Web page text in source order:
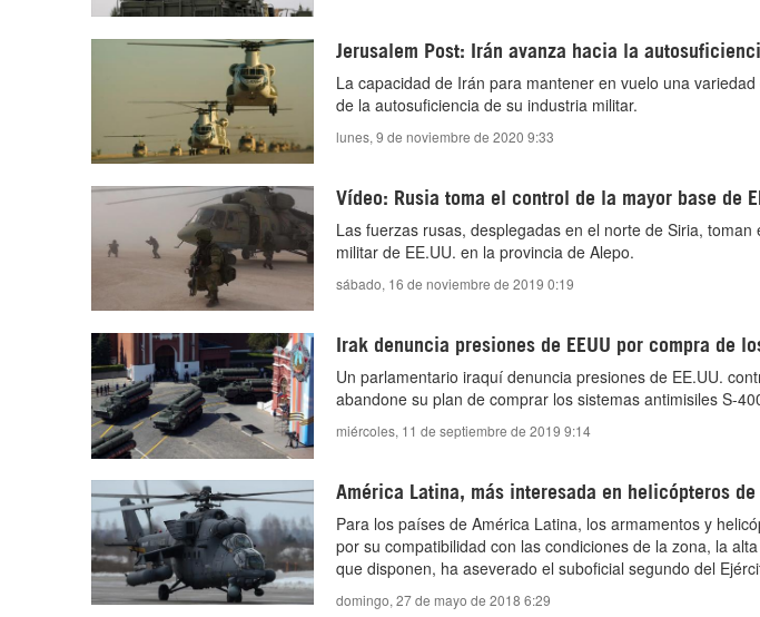
Jerusalem Post: Irán avanza hacia la
La capacidad de Irán para mantener en vuelo una
de la autosuficiencia de su industria militar.
lunes, 9 de noviembre de 2020 9:33
Vídeo: Rusia toma el control de la mayor base de
Las fuerzas rusas, desplegadas en el norte de Siria,
militar de EE.UU. en la provincia de Alepo.
sábado, 16 de noviembre de 2019 0:19
Irak denuncia presiones de EEUU por compra de
Un parlamentario iraquí denuncia presiones de EE.UU.
abandone su plan de comprar los sistemas antimisiles S-
miércoles, 11 de septiembre de 2019 9:14
América Latina, más interesada en helicópteros
Para los países de América Latina, los armamentos y
por su compatibilidad con las condiciones de la zona, la
que disponen, ha aseverado el suboficial segundo del
domingo, 27 de mayo de 2018 6:29